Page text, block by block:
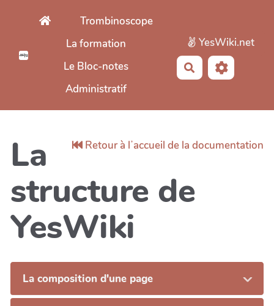
Aller au contenu principal
Trombinoscope
La formation
Le Bloc-notes
Administratif
YesWiki.net
Rechercher
Retour à lʼaccueil de la documentation
La
structure de
YesWiki
La composition d'une page